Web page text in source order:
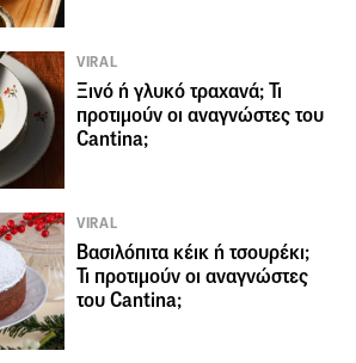
VIRAL
Ξινό ή γλυκό τραχανά; Τι
προτιμούν οι αναγνώστες του
Cantina;
VIRAL
Βασιλόπιτα κέικ ή τσουρέκι;
Τι προτιμούν οι αναγνώστες
του Cantina;